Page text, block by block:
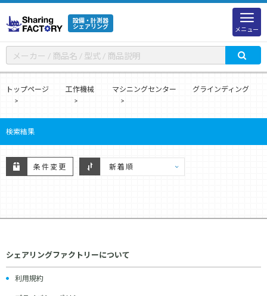
設備・計測器
シェアリング
メニュー
トップページ 工作機械 マシニングセンター グラインディング
検索結果
条件変更
シェアリングファクトリーについて
利用規約